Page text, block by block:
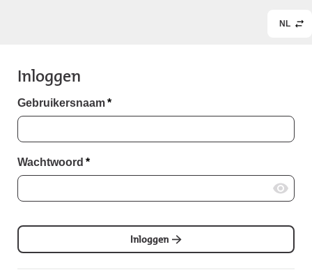
NL
Inloggen
Gebruikersnaam*
Wachtwoord *
Inloggen